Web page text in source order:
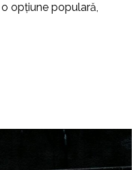
opțiune populară,